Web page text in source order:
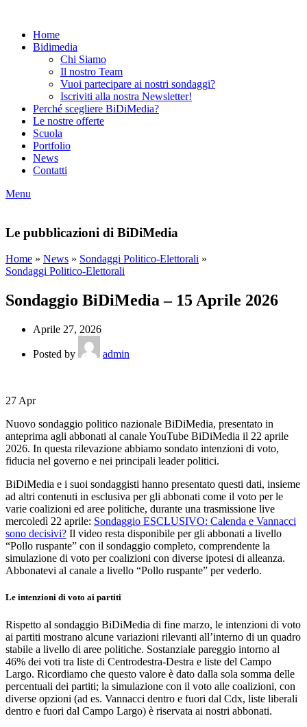
Home
Bidimedia
Chi Siamo
Il nostro Team
Vuoi partecipare ai nostri sondaggi?
Iscriviti alla nostra Newsletter!
Perché scegliere BiDiMedia?
Le nostre offerte
Scuola
Portfolio
News
Contatti
Menu
Le pubblicazioni di BiDiMedia
Home » News » Sondaggi Politico-Elettorali »
Sondaggi Politico-Elettorali
Sondaggio BiDiMedia – 15 Aprile 2026
Aprile 27, 2026
Posted by admin
27 Apr
Nuovo sondaggio politico nazionale BiDiMedia, presentato in
anteprima agli abbonati al canale YouTube BiDiMedia il 22 aprile
2026. In questa rilevazione abbiamo sondato intenzioni di voto,
fiducia nel governo e nei principali leader politici.
BiDiMedia e i suoi sondaggisti hanno presentato questi dati, insieme
ad altri contenuti in esclusiva per gli abbonati come il voto per le
varie coalizioni ed aree politiche, durante una trasmissione live
mercoledì 22 aprile: Sondaggio ESCLUSIVO: Calenda e Vannacci
sono decisivi? Il video resta disponibile per gli abbonati a livello
“Pollo ruspante” con il sondaggio completo, comprendente la
simulazione di voto per coalizioni con diverse ipotesi di alleanza.
Abbonatevi al canale a livello “Pollo ruspante” per vederlo.
Le intenzioni di voto ai partiti
Rispetto al sondaggio BiDiMedia di fine marzo, le intenzioni di voto
ai partiti mostrano alcune variazioni rilevanti all’interno di un quadro
stabile a livello di aree politiche. Sostanziale pareggio intorno al
46% dei voti tra liste di Centrodestra-Destra e liste del Campo
Largo. Ricordiamo che questo valore è dato dalla sola somma delle
percentuali dei partiti; la simulazione con il voto alle coalizioni, con
diverse opzioni (ad es. Vannacci dentro e fuori dal Cdx, liste liberali
dentro e fuori dal Campo Largo) è riservata ai nostri abbonati.